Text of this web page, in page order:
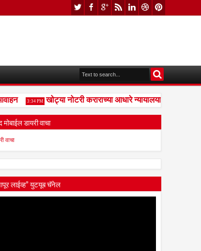
3:34 PM खोट्या नोटरी कराराच्या आधारे न्यायालयाची दिशाभूल
डायरी वाचा
वाचा
लाईव्ह” युटयूब चॅनेल